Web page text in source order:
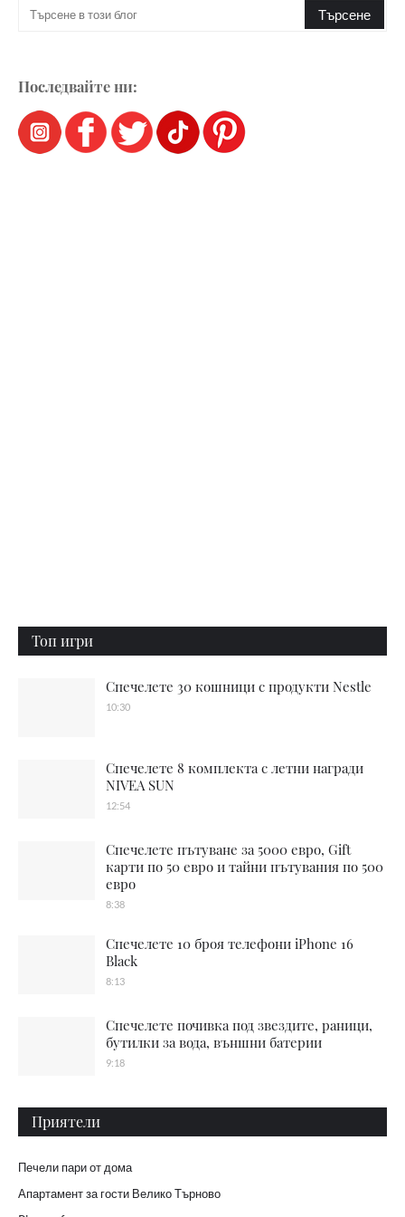
Последвайте ни:
Топ игри
Спечелете 30 кошници с продукти Nestle
10:30
Спечелете 8 комплекта с летни награди
NIVEA SUN
12:54
Спечелете пътуване за 5000 евро, Gift
карти по 50 евро и тайни пътувания по 500
евро
8:38
Спечелете 10 броя телефони iPhone 16
Black
8:13
Спечелете почивка под звездите, раници,
бутилки за вода, външни батерии
9:18
Приятели
Печели пари от дома
Апартамент за гости Велико Търново